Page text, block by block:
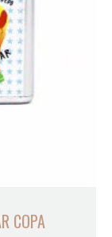
COPA